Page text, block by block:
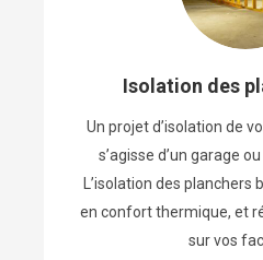
Isolation des
Un projet d’isolation de
s’agisse d’un garage
L’isolation des
en confort thermique, et
sur vos